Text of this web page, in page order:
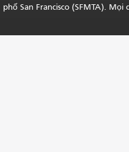
phố San Francisco (SFMTA).